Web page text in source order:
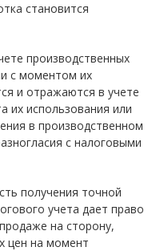
становится
производственных
с моментом их
и отражаются в учете
их использования или
в производственном
с налоговыми
получения точной
учета дает право
на сторону,
цен на момент